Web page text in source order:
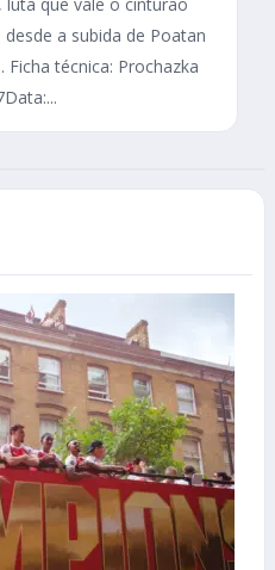
a subida de Poatan
técnica: Prochazka